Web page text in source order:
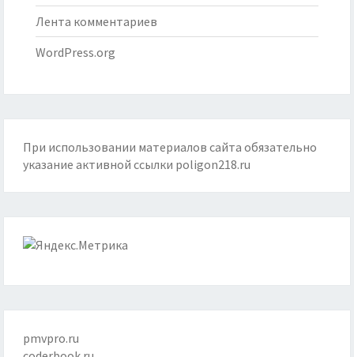
Лента комментариев
WordPress.org
При использовании материалов сайта обязательно
указание активной ссылки poligon218.ru
pmvpro.ru